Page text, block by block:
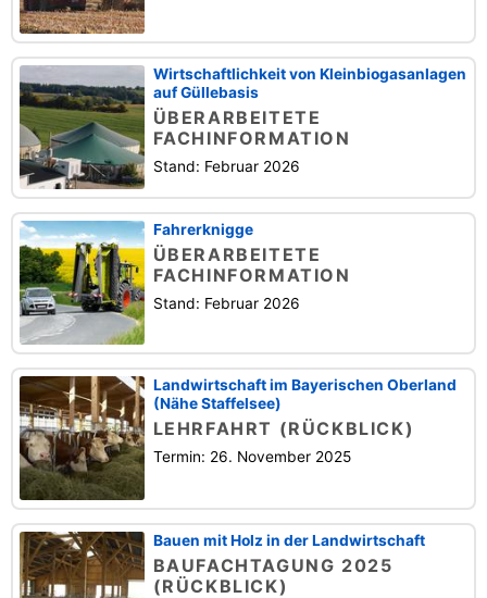
Wirtschaftlichkeit von Kleinbiogasanlagen
auf Güllebasis
ÜBERARBEITETE
FACHINFORMATION
Stand: Februar 2026
Fahrerknigge
ÜBERARBEITETE
FACHINFORMATION
Stand: Februar 2026
Landwirtschaft im Bayerischen Oberland
(Nähe Staffelsee)
LEHRFAHRT (RÜCKBLICK)
Termin: 26. November 2025
Bauen mit Holz in der Landwirtschaft
BAUFACHTAGUNG 2025
(RÜCKBLICK)